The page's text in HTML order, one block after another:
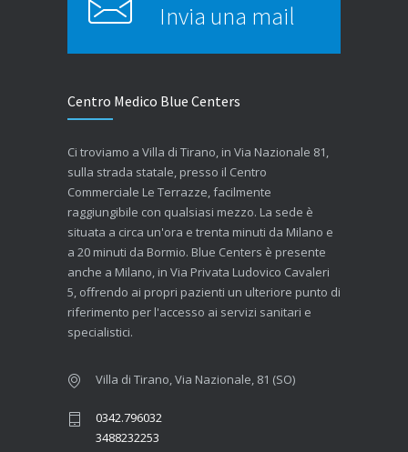
Invia una mail
Centro Medico Blue Centers
Ci troviamo a Villa di Tirano, in Via Nazionale 81,
sulla strada statale, presso il Centro
Commerciale Le Terrazze, facilmente
raggiungibile con qualsiasi mezzo. La sede è
situata a circa un'ora e trenta minuti da Milano e
a 20 minuti da Bormio. Blue Centers è presente
anche a Milano, in Via Privata Ludovico Cavaleri
5, offrendo ai propri pazienti un ulteriore punto di
riferimento per l'accesso ai servizi sanitari e
specialistici.
Villa di Tirano, Via Nazionale, 81 (SO)
0342.796032
3488232253